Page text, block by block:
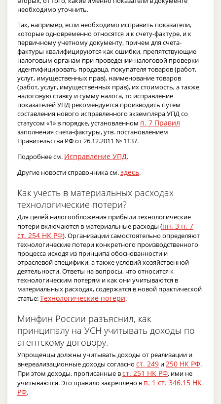
необходимо уточнить.
Так, например, если необходимо исправить показатели,
которые одновременно относятся и к счету-фактуре, и к
первичному учетному документу, причем для счета-
фактуры квалифицируются как ошибки, препятствующие
налоговым органам при проведении налоговой проверки
идентифицировать продавца, покупателя товаров (работ,
услуг, имущественных прав), наименование товаров
(работ, услуг, имущественных прав), их стоимость, а также
налоговую ставку и сумму налога, то исправление
показателей УПД рекомендуется производить путем
составления нового исправленного экземпляра УПД со
статусом «1» в порядке, установленном п. 7 Правил
заполнения счета-фактуры, утв. постановлением
Правительства РФ от 26.12.2011 № 1137.
Подробнее см. Исправление УПД.
Другие новости справочника см.здесь.
Как учесть в материальных расходах
технологические потери?
Для целей налогообложения прибыли технологические
потери включаются в материальные расходы (пп. 3 п. 7
ст. 254 НК РФ). Организации самостоятельно определяют
технологические потери конкретного производственного
процесса исходя из принципа обоснованности и
отраслевой специфики, а также условий хозяйственной
деятельности. Ответы на вопросы, что относится к
технологическим потерям и как они учитываются в
материальных расходах, содержатся в новой практической
статье:Технологические потери.
Минфин России разъяснил, как
принципалу на УСН учитывать доходы по
агентскому договору.
Упрощенцы должны учитывать доходы от реализации и
внереализационные доходы согласно ст. 249 и250 НК РФ.
При этом доходы, прописанные вст. 251 НК РФ, ими не
учитываются. Это правило закреплено в п. 1 ст. 346.15 НК
РФ.